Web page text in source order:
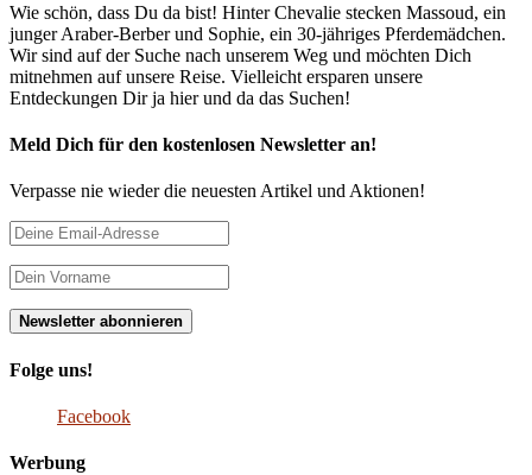
Wie schön, dass Du da bist! Hinter Chevalie stecken Massoud, ein
junger Araber-Berber und Sophie, ein 30-jähriges Pferdemädchen.
Wir sind auf der Suche nach unserem Weg und möchten Dich
mitnehmen auf unsere Reise. Vielleicht ersparen unsere
Entdeckungen Dir ja hier und da das Suchen!
Meld Dich für den kostenlosen Newsletter an!
Verpasse nie wieder die neuesten Artikel und Aktionen!
Folge uns!
Facebook
Werbung